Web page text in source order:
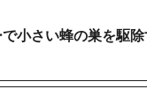
小さい蜂の巣を駆